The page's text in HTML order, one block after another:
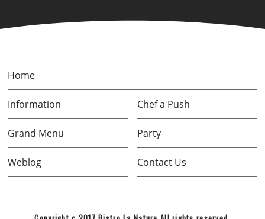
Home
Information Chef a Push
Grand Menu Party
Weblog Contact Us